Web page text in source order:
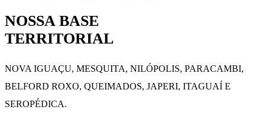
NOSSA BASE
TERRITORIAL
NOVA IGUAÇU, MESQUITA, NILÓPOLIS, PARACAMBI,
BELFORD ROXO, QUEIMADOS, JAPERI, ITAGUAÍ E
SEROPÉDICA.